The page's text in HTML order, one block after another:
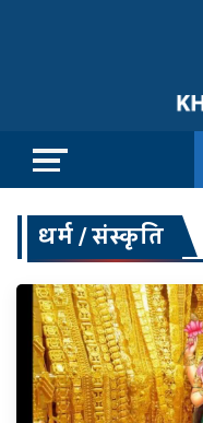
धर्म / संस्कृति